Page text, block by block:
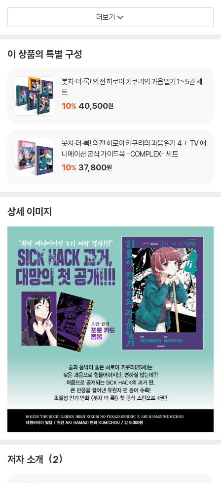
더보기
이 상품의 특별 구성
봇치·더·록! 외전 히로이 키쿠리의 과음일기 1~5권 세
트
10% 40,500원
봇치·더·록! 외전 히로이 키쿠리의 과음일기 4 + TV 애
니메이션 공식 가이드북 -COMPLEX- 세트
10% 37,800원
상세 이미지
저자 소개 2